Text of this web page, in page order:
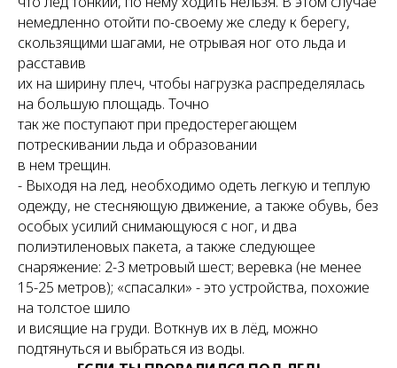
немедленно отойти по-своему же следу к берегу,
скользящими шагами, не отрывая ног ото льда и
расставив
их на ширину плеч, чтобы нагрузка распределялась
на большую площадь. Точно
так же поступают при предостерегающем
потрескивании льда и образовании
в нем трещин.
- Выходя на лед, необходимо одеть легкую и теплую
одежду, не стесняющую движение, а также обувь, без
особых усилий снимающуюся с ног, и два
полиэтиленовых пакета, а также следующее
снаряжение: 2-3 метровый шест; веревка (не менее
15-25 метров); «спасалки» - это устройства, похожие
на толстое шило
и висящие на груди. Воткнув их в лёд, можно
подтянуться и выбраться из воды.